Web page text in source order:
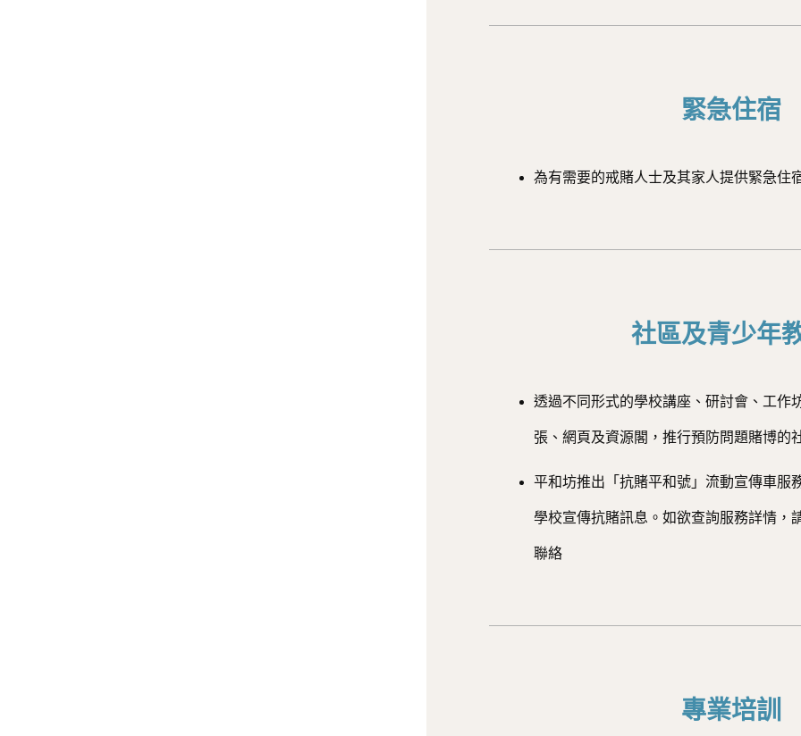
緊急住宿
為有需要的戒賭人士及其家人提供緊急住
社區及青少年
透過不同形式的學校講座、研討會、工作
張、網頁及資源閣，推行預防問題賭博的
平和坊推出「抗賭平和號」流動宣傳車服
學校宣傳抗賭訊息。如欲查詢服務詳情，
聯絡
專業培訓